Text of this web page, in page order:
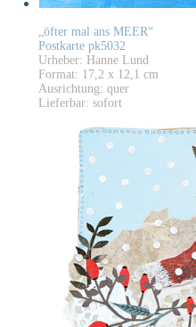
„öfter mal ans MEER“
Postkarte pk5032
Urheber: Hanne Lund
Format: 17,2 x 12,1 cm
Ausrichtung: quer
Lieferbar: sofort